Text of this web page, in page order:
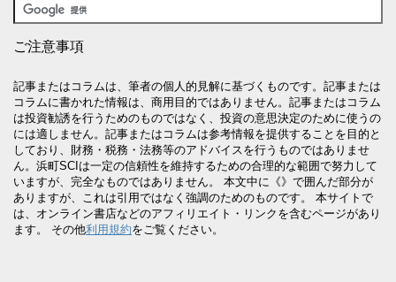
ご注意事項
記事またはコラムは、筆者の個人的見解に基づくものです。記事または
コラムに書かれた情報は、商用目的ではありません。記事またはコラム
は投資勧誘を行うためのものではなく、投資の意思決定のために使うの
には適しません。記事またはコラムは参考情報を提供することを目的と
しており、財務・税務・法務等のアドバイスを行うものではありませ
ん。浜町SCIは一定の信頼性を維持するための合理的な範囲で努力して
いますが、完全なものではありません。 本文中に《》で囲んだ部分が
ありますが、これは引用ではなく強調のためのものです。 本サイトで
は、オンライン書店などのアフィリエイト・リンクを含むページがあり
ます。 その他利用規約をご覧ください。